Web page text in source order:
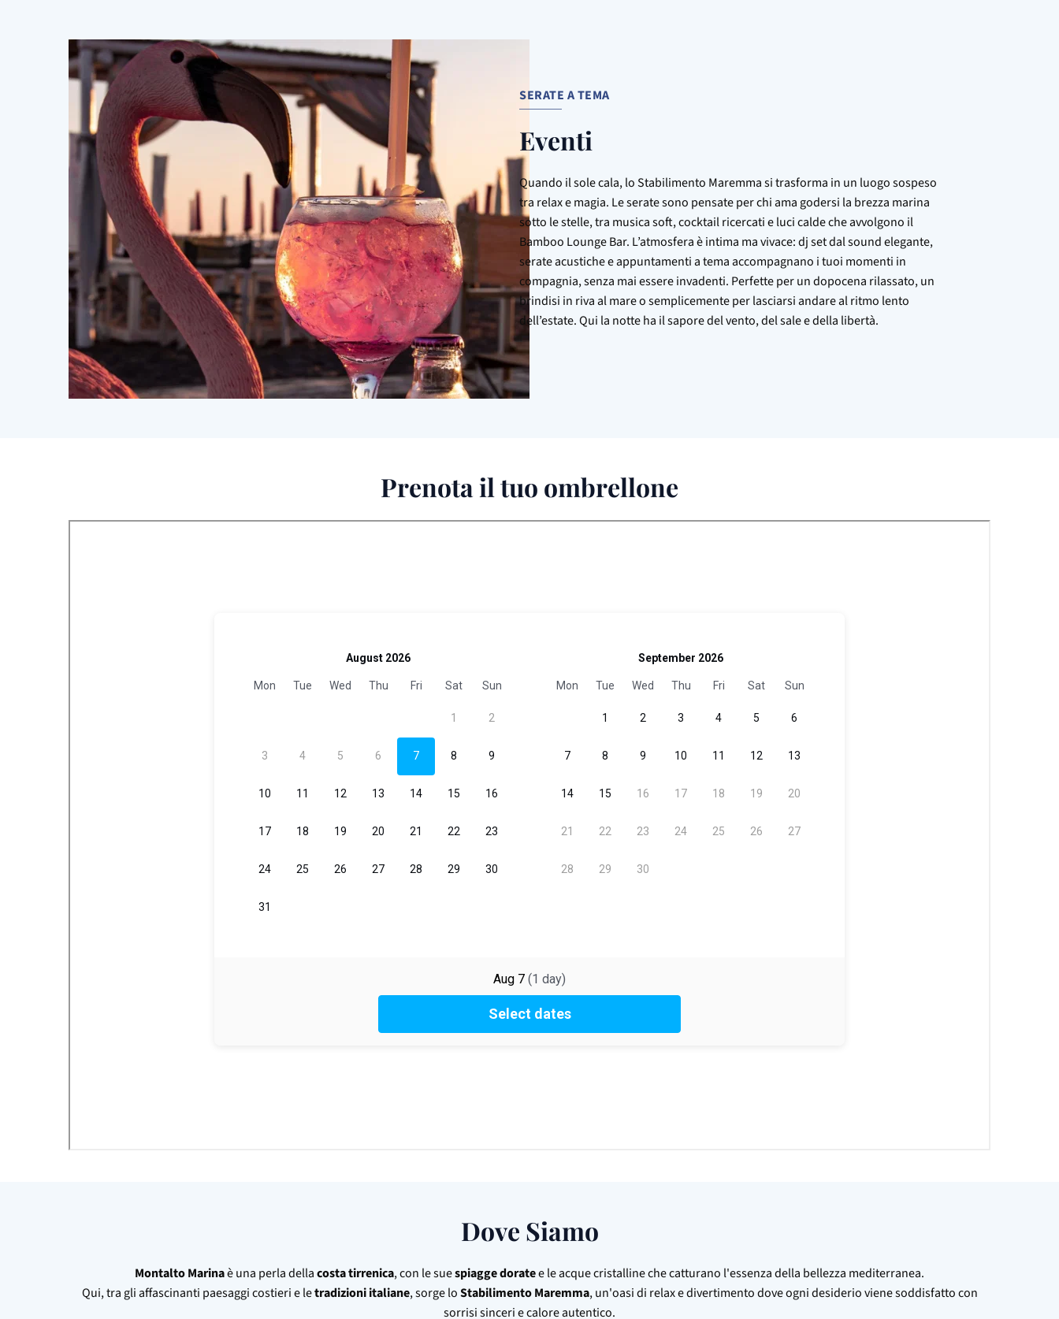
SERATE A TEMA
Eventi
Quando il sole cala, lo Stabilimento Maremma si trasforma in un luogo sospeso
tra relax e magia. Le serate sono pensate per chi ama godersi la brezza marina
sotto le stelle, tra musica soft, cocktail ricercati e luci calde che avvolgono il
Bamboo Lounge Bar. L’atmosfera è intima ma vivace: dj set dal sound elegante,
serate acustiche e appuntamenti a tema accompagnano i tuoi momenti in
compagnia, senza mai essere invadenti. Perfette per un dopocena rilassato, un
brindisi in riva al mare o semplicemente per lasciarsi andare al ritmo lento
dell’estate. Qui la notte ha il sapore del vento, del sale e della libertà.
Prenota il tuo ombrellone
Dove Siamo
Montalto Marinaè una perla dellacosta tirrenica, con le suespiagge doratee le acque cristalline che catturano l'essenza della bellezza mediterranea.
Qui, tra gli affascinanti paesaggi costieri e letradizioni italiane, sorge loStabilimento Maremma, un'oasi di relax e divertimento dove ogni desiderio viene soddisfatto con
sorrisi sinceri e calore autentico.